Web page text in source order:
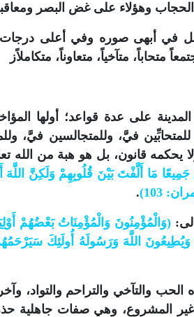
وهؤلاء على غض البصر
في أبهى صوره وفي أعلى
متحاباً، متآخياً، متعاوناً، متكاملاًز
على عدة قواعد؛ أولها
فيَّ، وللمتجالسين فيَّ،
قانون، بل هو هبة من الله
مَا أَلَّفْتَ بَيْنَ قُلُوبِهِمْ وَلَكِنَّ اللَّهَ
103)
.
(وَالْمُؤْمِنُونَ وَالْمُؤْمِنَاتُ بَعْضُهُمْ
اللَّهَ وَرَسُولَهُ أُولَئِكَ
والتآخي والتراحم والتواد،
المشروع، وهي صفات جاهلية حذر